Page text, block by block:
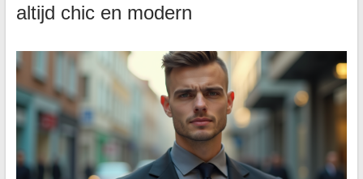
altijd chic en modern